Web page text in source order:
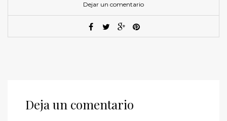
Dejar un comentario
Deja un comentario